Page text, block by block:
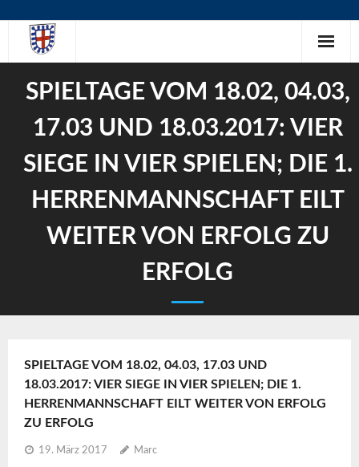
SPIELTAGE VOM 18.02, 04.03,
17.03 UND 18.03.2017: VIER
SIEGE IN VIER SPIELEN; DIE 1.
HERRENMANNSCHAFT EILT
WEITER VON ERFOLG ZU
ERFOLG
SPIELTAGE VOM 18.02, 04.03, 17.03 UND
18.03.2017: VIER SIEGE IN VIER SPIELEN; DIE 1.
HERRENMANNSCHAFT EILT WEITER VON ERFOLG
ZU ERFOLG
19. März 2017 Marc